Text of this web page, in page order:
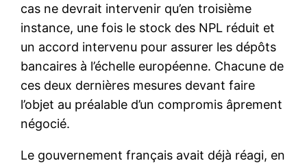
cas ne devrait intervenir qu’en troisième
instance, une fois le stock des NPL réduit et
un accord intervenu pour assurer les dépôts
bancaires à l’échelle européenne. Chacune de
ces deux dernières mesures devant faire
l’objet au préalable d’un compromis âprement
négocié.
Le gouvernement français avait déjà réagi, en